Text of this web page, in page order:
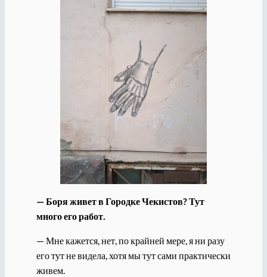
— Боря живет в Городке Чекистов? Тут
много его работ.
— Мне кажется, нет, по крайней мере, я ни разу
его тут не видела, хотя мы тут сами практически
живем.